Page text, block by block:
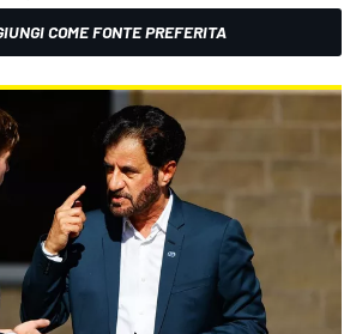
COME FONTE PREFERITA